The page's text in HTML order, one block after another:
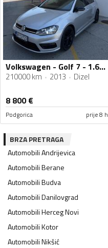
Volkswagen - Golf 7 - 1.6TDI
210000 km 2013 Dizel
8 800€
Podgorica prije 8 h
BRZA PRETRAGA
AutomobiliAndrijevica
AutomobiliBerane
AutomobiliBudva
AutomobiliDanilovgrad
AutomobiliHerceg Novi
AutomobiliKotor
AutomobiliNikšić